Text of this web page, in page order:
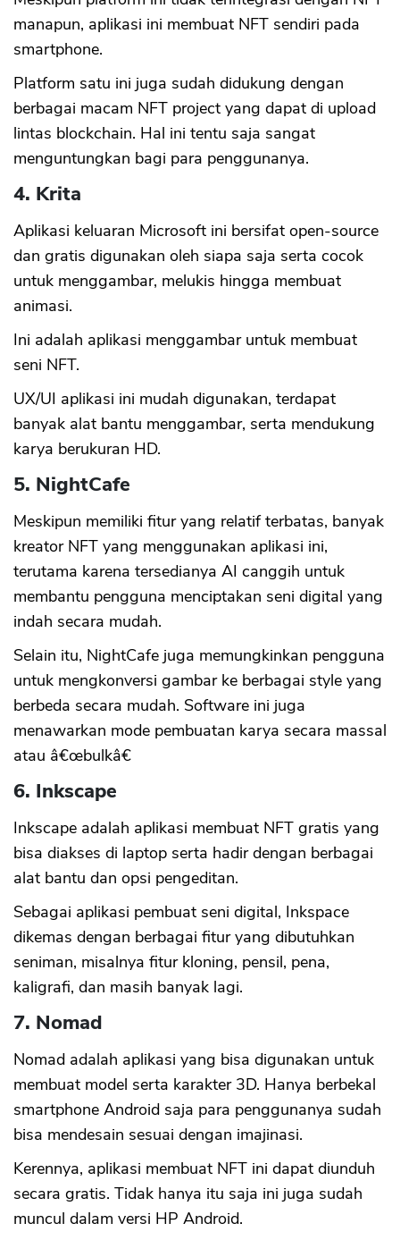
manapun, aplikasi ini membuat NFT sendiri pada
smartphone.
Platform satu ini juga sudah didukung dengan
berbagai macam NFT project yang dapat di upload
lintas blockchain. Hal ini tentu saja sangat
menguntungkan bagi para penggunanya.
4. Krita
Aplikasi keluaran Microsoft ini bersifat open-source
dan gratis digunakan oleh siapa saja serta cocok
untuk menggambar, melukis hingga membuat
animasi.
Ini adalah aplikasi menggambar untuk membuat
seni NFT.
UX/UI aplikasi ini mudah digunakan, terdapat
banyak alat bantu menggambar, serta mendukung
karya berukuran HD.
5. NightCafe
Meskipun memiliki fitur yang relatif terbatas, banyak
kreator NFT yang menggunakan aplikasi ini,
terutama karena tersedianya AI canggih untuk
membantu pengguna menciptakan seni digital yang
indah secara mudah.
Selain itu, NightCafe juga memungkinkan pengguna
untuk mengkonversi gambar ke berbagai style yang
berbeda secara mudah. Software ini juga
menawarkan mode pembuatan karya secara massal
atau â€œbulkâ€
6. Inkscape
Inkscape adalah aplikasi membuat NFT gratis yang
bisa diakses di laptop serta hadir dengan berbagai
alat bantu dan opsi pengeditan.
Sebagai aplikasi pembuat seni digital, Inkspace
dikemas dengan berbagai fitur yang dibutuhkan
seniman, misalnya fitur kloning, pensil, pena,
kaligrafi, dan masih banyak lagi.
7. Nomad
Nomad adalah aplikasi yang bisa digunakan untuk
membuat model serta karakter 3D. Hanya berbekal
smartphone Android saja para penggunanya sudah
bisa mendesain sesuai dengan imajinasi.
Kerennya, aplikasi membuat NFT ini dapat diunduh
secara gratis. Tidak hanya itu saja ini juga sudah
muncul dalam versi HP Android.